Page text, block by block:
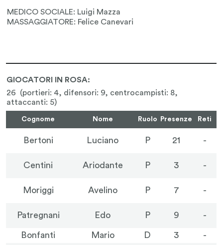
GIOCATORI IN ROSA:
26 (portieri: 4, difensori: 9, centrocampisti: 8,
attaccanti: 5)
Cognome Nome Ruolo Presenze Reti
Bertoni Luciano P 21 -
Centini Ariodante P 3 -
Moriggi Avelino P 7 -
Patregnani Edo P 9 -
Bonfanti Mario D 3
-